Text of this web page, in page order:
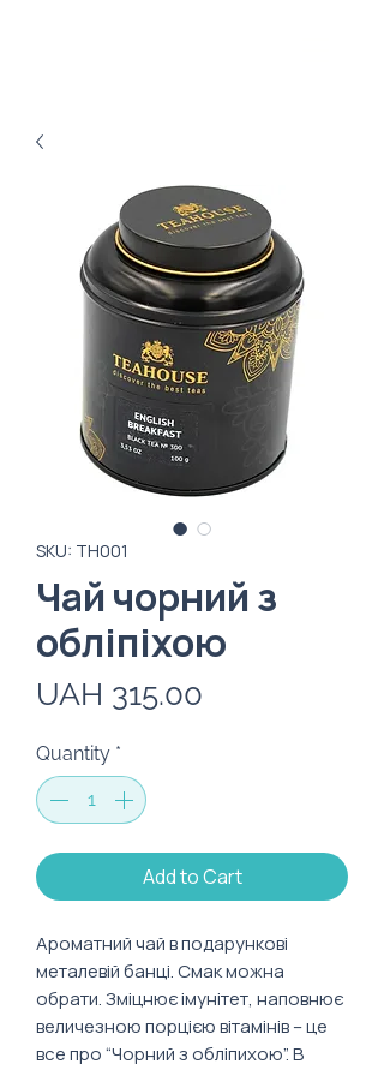
SKU: TH001
Чай чорний з
обліпіхою
UAH 315.00
Quantity *
Add to Cart
Ароматний чай в подарункові
металевій банці. Смак можна
обрати. Зміцнює імунітет, наповнює
величезною порцією вітамінів – це
все про “Чорний з обліпихою”. В